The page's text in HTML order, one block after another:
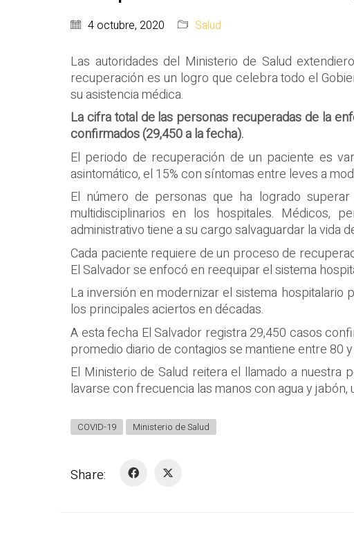
4 octubre, 2020 Salud
Las autoridades del Ministerio de Salud
recuperación es un logro que celebra todo el
su asistencia médica.
La cifra total de las personas recuperadas de la
confirmados (29,450 a la fecha).
El periodo de recuperación de un paciente es
asintomático, el 15% con síntomas entre leves a
El número de personas que ha logrado
multidisciplinarios en los hospitales. Médicos,
administrativo tiene a su cargo salvaguardar la vida
Cada paciente requiere de un proceso de
El Salvador se enfocó en reequipar el sistema
La inversión en modernizar el sistema hospitalario
los principales aciertos en décadas.
A esta fecha El Salvador registra 29,450 casos
promedio diario de contagios se mantiene entre 80
El Ministerio de Salud reitera el llamado a
lavarse con frecuencia las manos con agua y
COVID-19 Ministerio de Salud
Share: